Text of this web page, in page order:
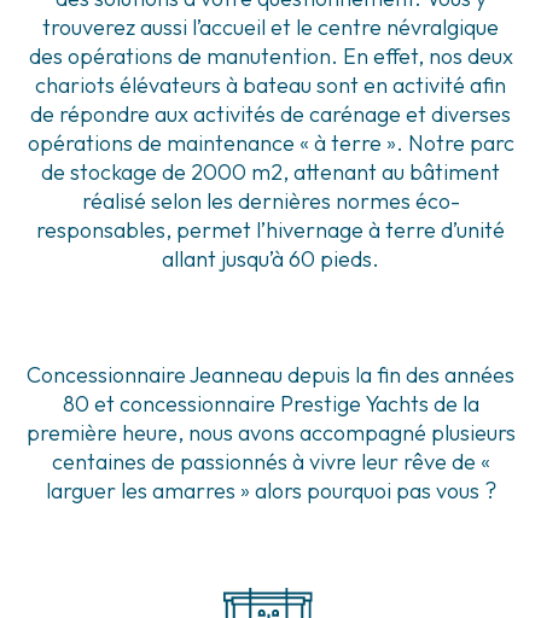
trouverez aussi l’accueil et le centre névralgique
des opérations de manutention. En effet, nos deux
chariots élévateurs à bateau sont en activité afin
de répondre aux activités de carénage et diverses
opérations de maintenance « à terre ». Notre parc
de stockage de 2000 m2, attenant au bâtiment
réalisé selon les dernières normes éco-
responsables, permet l’hivernage à terre d’unité
allant jusqu’à 60 pieds.
Concessionnaire Jeanneau depuis la fin des années
80 et concessionnaire Prestige Yachts de la
première heure, nous avons accompagné plusieurs
centaines de passionnés à vivre leur rêve de «
larguer les amarres » alors pourquoi pas vous ?